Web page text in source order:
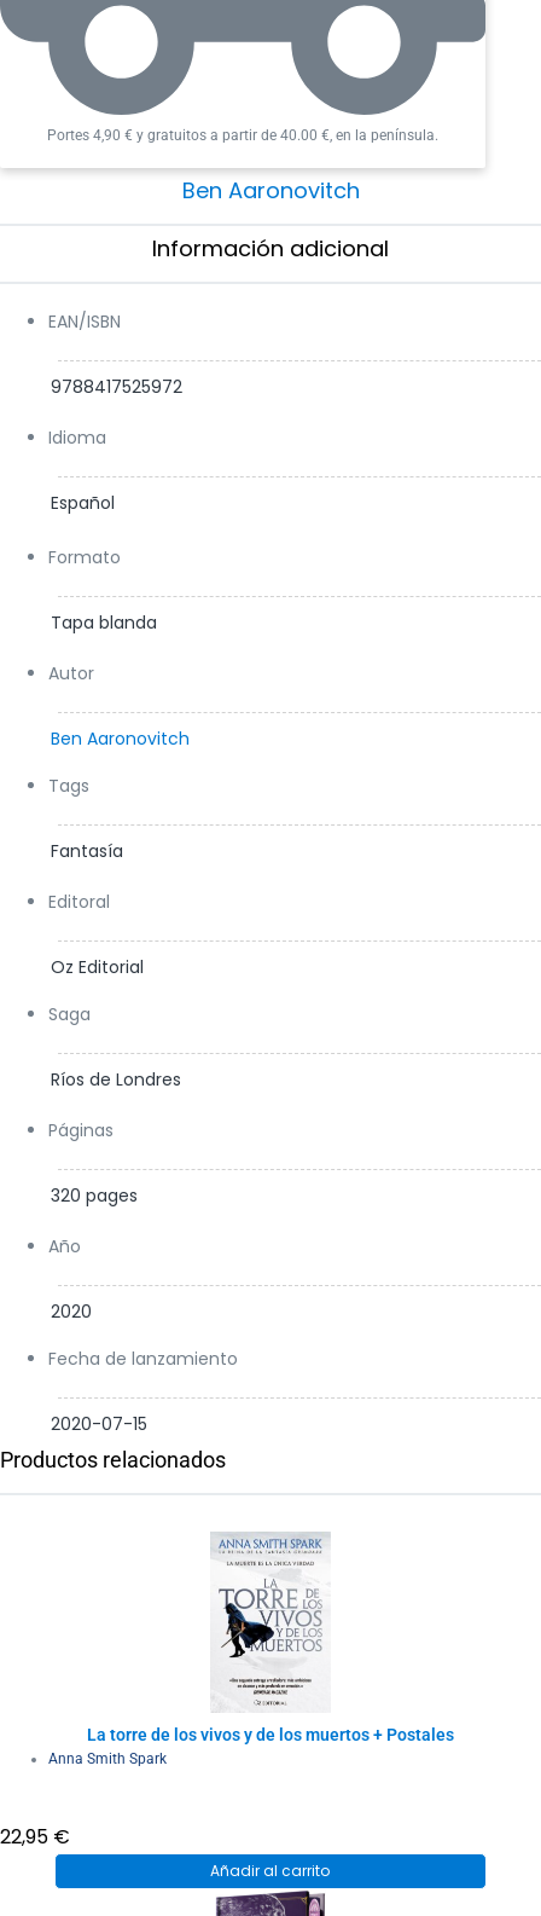
Portes 4,90 € y gratuitos a partir de 40.00 €, en la península.
Ben Aaronovitch
Información adicional​
EAN/ISBN
9788417525972
Idioma
Español
Formato
Tapa blanda
Autor
Ben Aaronovitch
Tags
Fantasía
Editoral
Oz Editorial
Saga
Ríos de Londres
Páginas
320 pages
Año
2020
Fecha de lanzamiento
2020-07-15
Productos relacionados
La torre de los vivos y de los muertos + Postales
Anna Smith Spark
22,95 €
Añadir al carrito